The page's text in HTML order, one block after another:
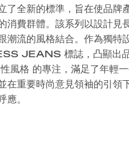
了全新的標準，旨在使品牌
消費群體。該系列以設計見
潮流的風格結合。作為獨特
JEANS 標誌，凸顯出品
風格 的專注，滿足了年輕
在重要時尚意見領袖的引領
應。